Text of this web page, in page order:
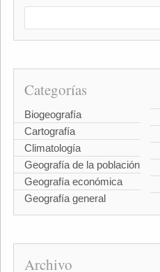
Categorías
Biogeografía
Cartografía
Climatología
Geografía de la población
Geografía económica
Geografía general
Archivo